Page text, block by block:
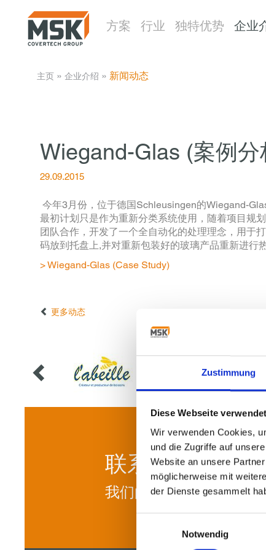
Zustimmung
Diese Webseite
Wir verwenden Cookies,
und die Zugriffe auf
Website an unsere
möglicherweise mit
der Dienste gesammelt
Notwendig
方案 行业 独特优势 企业
主页­ » ­ 企业介绍 ­ » ­ 新闻动态
Wiegand-Glas (案例分
29.09.2015
今年3月份，位于德国Schleusingen的Wiegand-
最初计划只是作为重新分类系统使用，随着项目规
团队合作，开发了一个全自动化的处理理念，用于
码放到托盘上,并对重新包装好的玻璃产品重新进行热
> Wiegand-Glas (Case Study)
更多动态
联系我们!
我们的专家期待为您提